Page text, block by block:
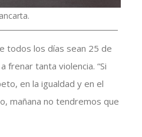
todos los días sean 25 de
frenar tanta violencia. “Si
en la igualdad y en el
mañana no tendremos que